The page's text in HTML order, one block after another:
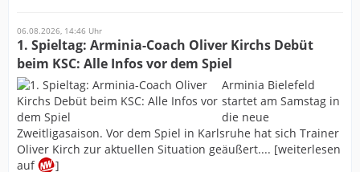
06.08.2026, 14:46 Uhr
1. Spieltag: Arminia-Coach Oliver Kirchs Debüt
beim KSC: Alle Infos vor dem Spiel
Arminia Bielefeld
startet am Samstag in
die neue
Zweitligasaison. Vor dem Spiel in Karlsruhe hat sich Trainer
Oliver Kirch zur aktuellen Situation geäußert.... [weiterlesen
auf
]